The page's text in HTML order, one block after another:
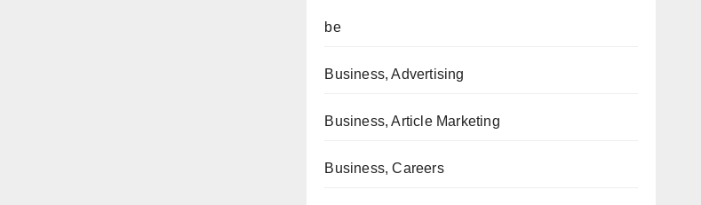
be
Business, Advertising
Business, Article Marketing
Business, Careers